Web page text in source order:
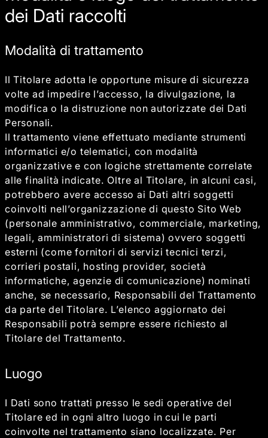
dei Dati raccolti
Modalità di trattamento
Il Titolare adotta le opportune misure di sicurezza
volte ad impedire l’accesso, la divulgazione, la
modifica o la distruzione non autorizzate dei Dati
Personali.
Il trattamento viene effettuato mediante strumenti
informatici e/o telematici, con modalità
organizzative e con logiche strettamente correlate
alle finalità indicate. Oltre al Titolare, in alcuni casi,
potrebbero avere accesso ai Dati altri soggetti
coinvolti nell’organizzazione di questo Sito Web
(personale amministrativo, commerciale, marketing,
legali, amministratori di sistema) ovvero soggetti
esterni (come fornitori di servizi tecnici terzi,
corrieri postali, hosting provider, società
informatiche, agenzie di comunicazione) nominati
anche, se necessario, Responsabili del Trattamento
da parte del Titolare. L’elenco aggiornato dei
Responsabili potrà sempre essere richiesto al
Titolare del Trattamento.
Luogo
I Dati sono trattati presso le sedi operative del
Titolare ed in ogni altro luogo in cui le parti
coinvolte nel trattamento siano localizzate. Per